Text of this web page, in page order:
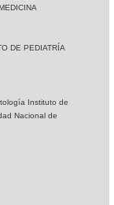
DE PEDIATRÍA
Instituto de
Nacional de